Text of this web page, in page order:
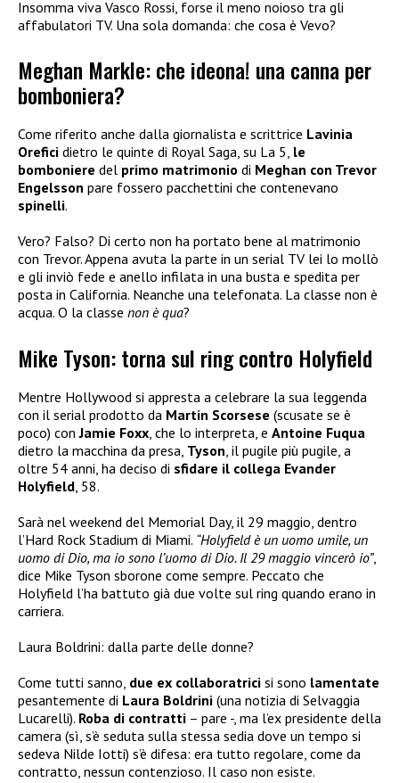
Insomma viva Vasco Rossi, forse il meno noioso tra gli
affabulatori TV. Una sola domanda: che cosa è Vevo?
Meghan Markle: che ideona! una canna per
bomboniera?
Come riferito anche dalla giornalista e scrittrice Lavinia
Orefici dietro le quinte di Royal Saga, su La 5, le
bomboniere del primo matrimonio di Meghan con Trevor
Engelsson pare fossero pacchettini che contenevano
spinelli.
Vero? Falso? Di certo non ha portato bene al matrimonio
con Trevor. Appena avuta la parte in un serial TV lei lo mollò
e gli inviò fede e anello infilata in una busta e spedita per
posta in California. Neanche una telefonata. La classe non è
acqua. O la classe non è qua?
Mike Tyson: torna sul ring contro Holyfield
Mentre Hollywood si appresta a celebrare la sua leggenda
con il serial prodotto da Martin Scorsese (scusate se è
poco) conJamie Foxx , che lo interpreta, e Antoine Fuqua
dietro la macchina da presa, Tyson , il pugile più pugile, a
oltre 54 anni, ha deciso di sfidare il collega Evander
Holyfield , 58.
Sarà nel weekend del Memorial Day, il 29 maggio, dentro
l’Hard Rock Stadium di Miami. “Holyfield è un uomo umile, un
uomo di Dio, ma io sono l’uomo di Dio. Il 29 maggio vincerò io”,
dice Mike Tyson sborone come sempre. Peccato che
Holyfield l’ha battuto già due volte sul ring quando erano in
carriera.
Laura Boldrini: dalla parte delle donne?
Come tutti sanno, due ex collaboratrici si sono lamentate
pesantemente di Laura Boldrini (una notizia di Selvaggia
Lucarelli). Roba di contratti – pare -, ma l’ex presidente della
camera (sì, s’è seduta sulla stessa sedia dove un tempo si
sedeva Nilde Iotti) s’è difesa: era tutto regolare, come da
contratto, nessun contenzioso. Il caso non esiste.